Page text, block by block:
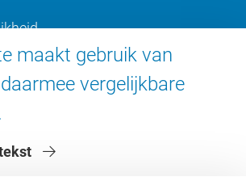
maakt gebruik van
vergelijkbare